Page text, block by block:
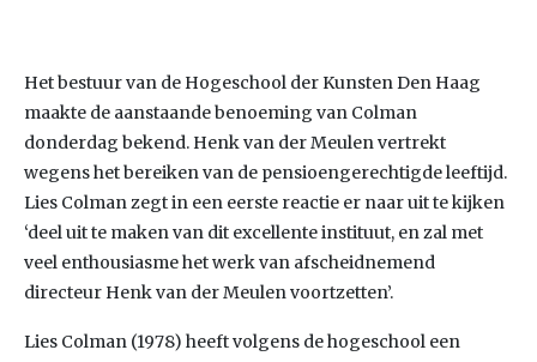
Het bestuur van de Hogeschool der Kunsten Den Haag
maakte de aanstaande benoeming van Colman
donderdag bekend. Henk van der Meulen vertrekt
wegens het bereiken van de pensioengerechtigde leeftijd.
Lies Colman zegt in een eerste reactie er naar uit te kijken
‘deel uit te maken van dit excellente instituut, en zal met
veel enthousiasme het werk van afscheidnemend
directeur Henk van der Meulen voortzetten’.
Lies Colman (1978) heeft volgens de hogeschool een